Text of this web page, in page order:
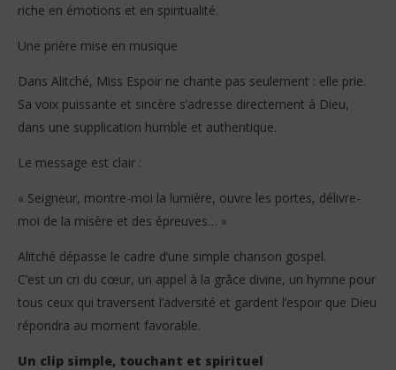
NOW VIEWING
Miss Espoir – Alitché (Clip Officiel)
2025
riche en émotions et en spiritualité.
Une prière mise en musique
Dans Alitché, Miss Espoir ne chante pas seulement : elle prie.
Sa voix puissante et sincère s’adresse directement à Dieu,
dans une supplication humble et authentique.
Le message est clair :
« Seigneur, montre-moi la lumière, ouvre les portes, délivre-
moi de la misère et des épreuves… »
Alitché dépasse le cadre d’une simple chanson gospel.
C’est un cri du cœur, un appel à la grâce divine, un hymne pour
tous ceux qui traversent l’adversité et gardent l’espoir que Dieu
répondra au moment favorable.
Un clip simple, touchant et spirituel